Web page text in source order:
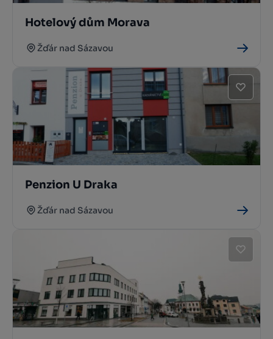
Hotelový dům Morava
Žďár nad Sázavou
Penzion U Draka
Žďár nad Sázavou